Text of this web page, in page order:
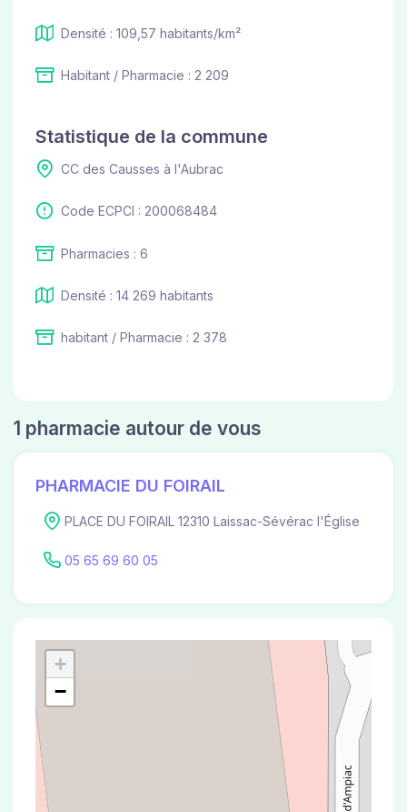
Densité : 109,57 habitants/km²
Habitant / Pharmacie : 2 209
Statistique de la commune
CC des Causses à l'Aubrac
Code ECPCI : 200068484
Pharmacies : 6
Densité : 14 269 habitants
habitant / Pharmacie : 2 378
1 pharmacie autour de vous
PHARMACIE DU FOIRAIL
PLACE DU FOIRAIL 12310 Laissac-Sévérac l'Église
05 65 69 60 05
+
−